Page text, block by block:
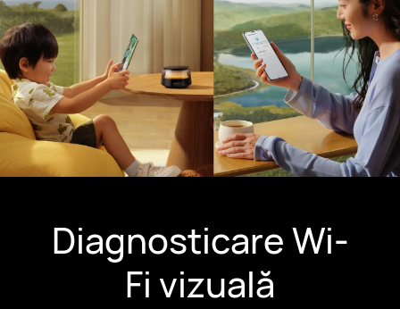
Diagnosticare Wi-
Fi vizuală